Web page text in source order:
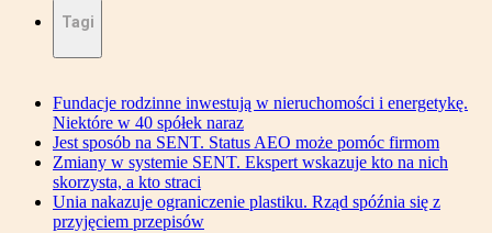
Tagi
Fundacje rodzinne inwestują w nieruchomości i energetykę.
Niektóre w 40 spółek naraz
Jest sposób na SENT. Status AEO może pomóc firmom
Zmiany w systemie SENT. Ekspert wskazuje kto na nich
skorzysta, a kto straci
Unia nakazuje ograniczenie plastiku. Rząd spóźnia się z
przyjęciem przepisów